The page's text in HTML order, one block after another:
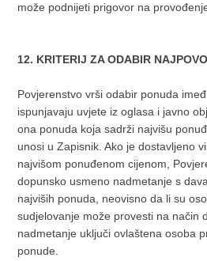
može podnijeti prigovor na
12. KRITERIJ ZA ODABIR
Povjerenstvo vrši odabir ponuda
ispunjavaju uvjete iz oglasa i javno
ona ponuda koja sadrži najvišu
unosi u Zapisnik. Ako je dostavljeno
najvišom ponuđenom cijenom,
dopunsko usmeno nadmetanje s
najviših ponuda, neovisno da li su
sudjelovanje može provesti na način
nadmetanje uključi ovlaštena osoba
ponude.